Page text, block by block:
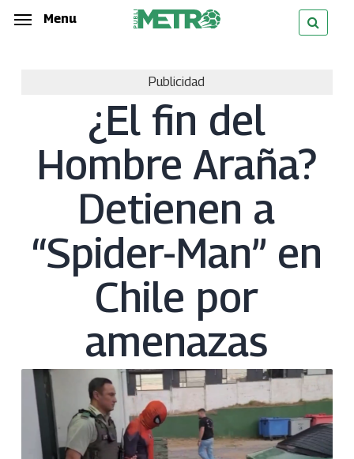
Skip
Menu
Publicidad
¿El fin del
Hombre Araña?
Detienen a
“Spider-Man” en
Chile por
amenazas
Menu